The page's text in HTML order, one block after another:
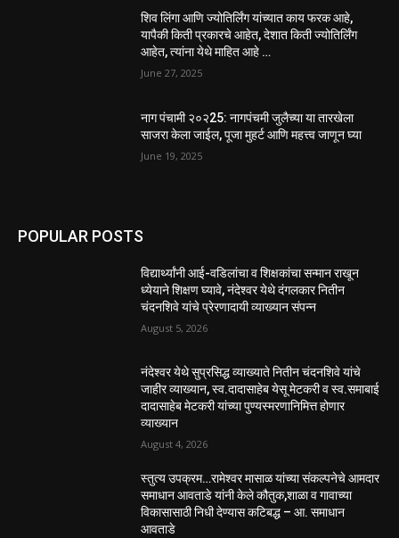
शिव लिंगा आणि ज्योतिर्लिंग यांच्यात काय फरक आहे,
यापैकी किती प्रकारचे आहेत, देशात किती ज्योतिर्लिंग
आहेत, त्यांना येथे माहित आहे …
June 27, 2025
नाग पंचामी २०२25: नागपंचमी जुलैच्या या तारखेला
साजरा केला जाईल, पूजा मुहर्ट आणि महत्त्व जाणून घ्या
June 19, 2025
POPULAR POSTS
विद्यार्थ्यांनी आई-वडिलांचा व शिक्षकांचा सन्मान राखून
ध्येयाने शिक्षण घ्यावे, नंदेश्वर येथे दंगलकार नितीन
चंदनशिवे यांचे प्रेरणादायी व्याख्यान संपन्न
August 5, 2026
नंदेश्वर येथे सुप्रसिद्ध व्याख्याते नितीन चंदनशिवे यांचे
जाहीर व्याख्यान, स्व.दादासाहेब येसू मेटकरी व स्व.समाबाई
दादासाहेब मेटकरी यांच्या पुण्यस्मरणानिमित्त होणार
व्याख्यान
August 4, 2026
स्तुत्य उपक्रम…रामेश्वर मासाळ यांच्या संकल्पनेचे आमदार
समाधान आवताडे यांनी केले कौतुक,शाळा व गावाच्या
विकासासाठी निधी देण्यास कटिबद्ध – आ. समाधान
आवताडे